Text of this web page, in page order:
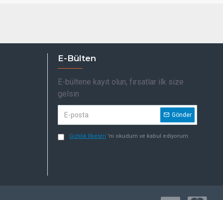
E-Bülten
E-bültene kayıt olun, fırsatlar ilk size
gelsin
Gönder
Gizlilik İlkeleri 'ni okudum ve kabul ediyorum.